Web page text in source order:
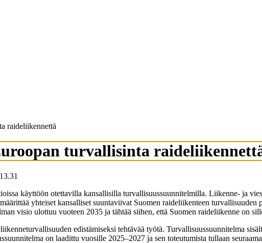
raideliikennettä
turvallisinta
13.31
käyttöön otettavilla kansallisilla turvallisuussuunnitelmilla. Liikenne- ja
yhteiset kansalliset suuntaviivat Suomen raideliikenteen turvallisuuden
visio ulottuu vuoteen 2035 ja tähtää siihen, että Suomen raideliikenne on
edistämiseksi tehtävää työtä. Turvallisuussuunnitelma
on laadittu vuosille 2025‒2027 ja sen toteutumista tullaan